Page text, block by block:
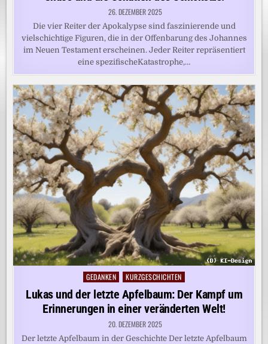
26. DEZEMBER 2025
Die vier Reiter der Apokalypse sind faszinierende und
vielschichtige Figuren, die in der Offenbarung des Johannes
im Neuen Testament erscheinen. Jeder Reiter repräsentiert
eine spezifischeKatastrophe,…
Posted
GEDANKEN KURZGESCHICHTEN
Lukas und der letzte Apfelbaum: Der Kampf um
Erinnerungen in einer veränderten Welt!
20. DEZEMBER 2025
Der letzte Apfelbaum in der Geschichte Der letzte Apfelbaum